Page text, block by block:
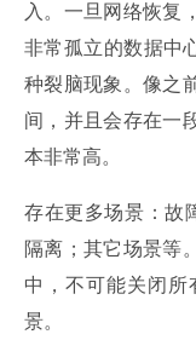
入。一旦网络恢复
非常孤立的数据中
种裂脑现象。像之
间，并且会存在一
本非常高。
存在更多场景：故
隔离；其它场景等
中，不可能关闭
景。